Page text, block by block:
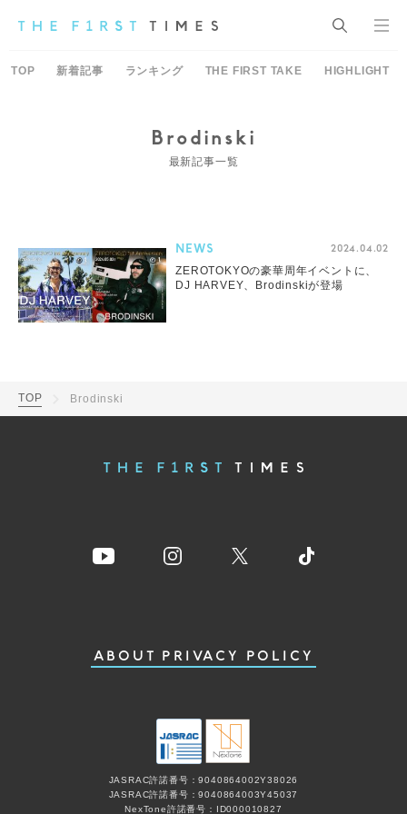
TOP 新着記事 ランキング THE FIRST TAKE HIGHLIGHT
Brodinski
最新記事一覧
NEWS 2024.04.02
ZEROTOKYOの豪華周年イベントに、
DJ HARVEY、Brodinskiが登場
TOP Brodinski
ABOUT PRIVACY POLICY
JASRAC許諾番号：9040864002Y38026
JASRAC許諾番号：9040864003Y45037
NexTone許諾番号：ID000010827